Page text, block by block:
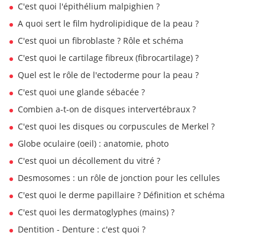
C'est quoi l'épithélium malpighien ?
A quoi sert le film hydrolipidique de la peau ?
C'est quoi un fibroblaste ? Rôle et schéma
C'est quoi le cartilage fibreux (fibrocartilage) ?
Quel est le rôle de l'ectoderme pour la peau ?
C'est quoi une glande sébacée ?
Combien a-t-on de disques intervertébraux ?
C'est quoi les disques ou corpuscules de Merkel ?
Globe oculaire (oeil) : anatomie, photo
C'est quoi un décollement du vitré ?
Desmosomes : un rôle de jonction pour les cellules
C'est quoi le derme papillaire ? Définition et schéma
C'est quoi les dermatoglyphes (mains) ?
Dentition - Denture : c'est quoi ?